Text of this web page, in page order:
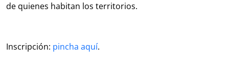
de quienes habitan los territorios.
Inscripción: pincha aquí.